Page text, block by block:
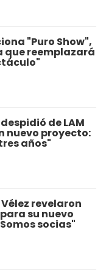
"Puro Show",
que reemplazará
de LAM
nuevo proyecto:
años"
revelaron
su nuevo
socias"